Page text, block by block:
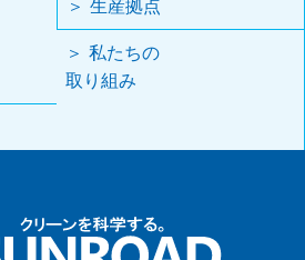
生産拠点
私たちの
取り組み